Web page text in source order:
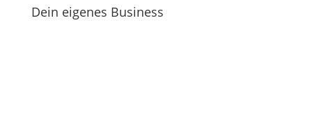
Dein eigenes Business